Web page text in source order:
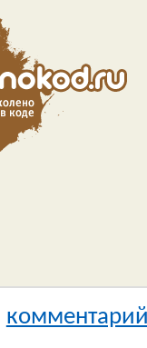
комментарий